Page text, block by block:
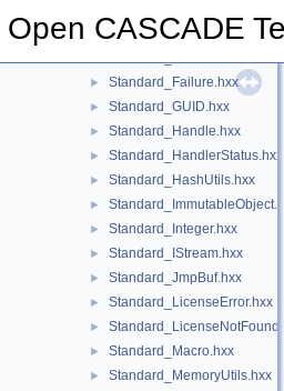
Open CASCADE
► Standard_ErrorHandler.hxx
► Standard_Failure.hxx
► Standard_GUID.hxx
► Standard_Handle.hxx
► Standard_HandlerStatus.hxx
► Standard_HashUtils.hxx
►
► Standard_Integer.hxx
► Standard_IStream.hxx
► Standard_JmpBuf.hxx
► Standard_LicenseError.hxx
►
► Standard_Macro.hxx
► Standard_MemoryUtils.hxx